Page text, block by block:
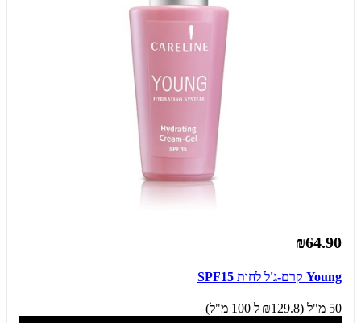
₪64.90
Young קרם-ג'ל לחות SPF15
50 מ"ל (₪129.8 ל 100 מ"ל)